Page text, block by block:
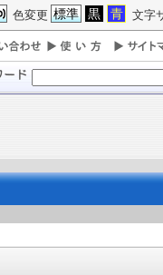
文字
色変更 標準 黒 青